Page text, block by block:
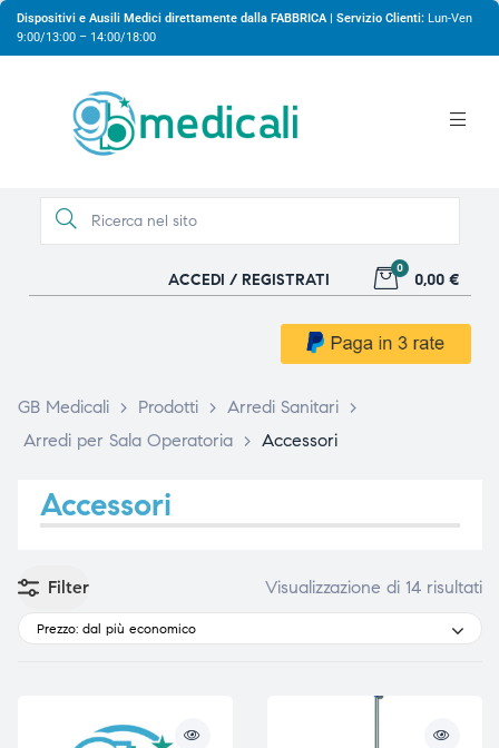
Dispositivi e Ausili Medici direttamente dalla FABBRICA | Servizio Clienti: Lun-Ven
9:00/13:00 – 14:00/18:00
ACCEDI / REGISTRATI
0
0,00 €
GB Medicali > Prodotti > Arredi Sanitari
>
Arredi per Sala Operatoria
> Accessori
Accessori
Filter Visualizzazione di 14 risultati
Prezzo: dal più economico